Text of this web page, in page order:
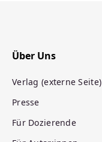
Über Uns
Verlag (externe Seite)
Presse
Für Dozierende